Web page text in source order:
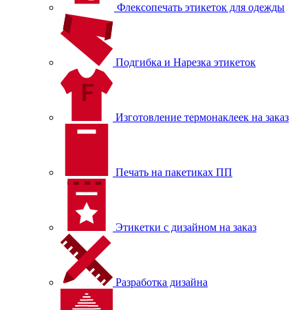
Флексопечать этикеток для одежды
Подгибка и Нарезка этикеток
Изготовление термонаклеек на заказ
Печать на пакетиках ПП
Этикетки с дизайном на заказ
Разработка дизайна